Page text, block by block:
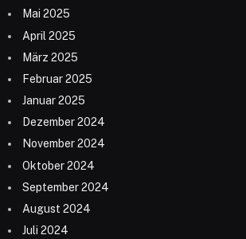
Mai 2025
April 2025
März 2025
Februar 2025
Januar 2025
Dezember 2024
November 2024
Oktober 2024
September 2024
August 2024
Juli 2024